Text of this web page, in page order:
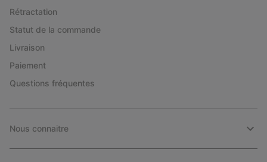
Rétractation
Statut de la commande
Livraison
Paiement
Questions fréquentes
Nous connaitre